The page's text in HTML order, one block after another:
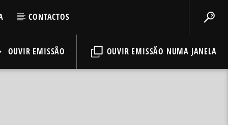
CONTACTOS
OUVIR EMISSÃO NUMA JANELA
OUVIR EMISSÃO